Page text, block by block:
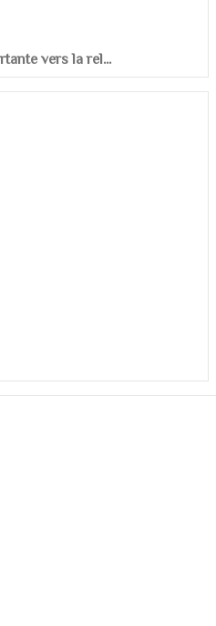
vers la rel...